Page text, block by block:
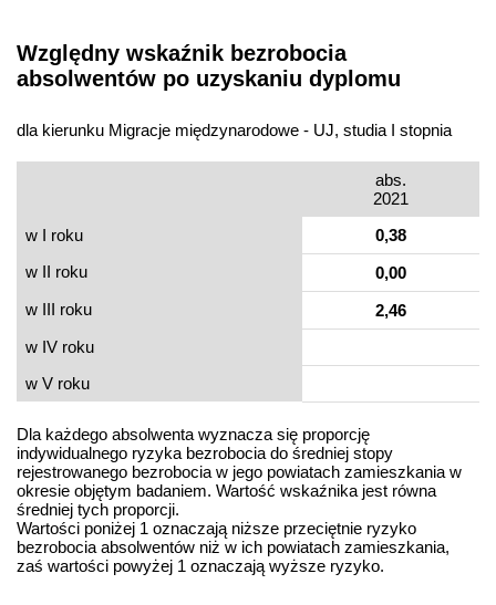
Względny wskaźnik bezrobocia
absolwentów po uzyskaniu dyplomu
dla kierunku Migracje międzynarodowe - UJ, studia I stopnia
abs.
2021
w I roku
0,38
w II roku
0,00
w III roku
2,46
w IV roku
w V roku
Dla każdego absolwenta wyznacza się proporcję
indywidualnego ryzyka bezrobocia do średniej stopy
rejestrowanego bezrobocia w jego powiatach zamieszkania w
okresie objętym badaniem. Wartość wskaźnika jest równa
średniej tych proporcji.
Wartości poniżej 1 oznaczają niższe przeciętnie ryzyko
bezrobocia absolwentów niż w ich powiatach zamieszkania,
zaś wartości powyżej 1 oznaczają wyższe ryzyko.